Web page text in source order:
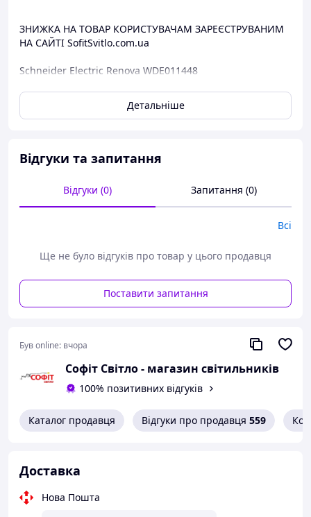
ЗНИЖКА НА ТОВАР КОРИСТУВАЧАМ ЗАРЕЄСТРУВАНИМ
НА САЙТІ SofitSvitlo.com.ua
Schneider Electric Renova WDE011448
Основні характеристики:
Серія продукту: Renova
кількість постів: 1-постова
Матеріал: PC/ABS
Глибина: 15 мм
Ступінь захисту IP: IP20
1. Механізм.
2. Рамка (набирається із складових частин).
Детальніше
Відгуки та запитання
Відгуки (0) Запитання (0)
Всі
Ще не було відгуків про товар у цього продавця
Поставити запитання
Був online: вчора
Софіт Світло - магазин світильників
100% позитивних відгуків
Каталог продавця Відгуки про продавця 559
Доставка
Нова Пошта